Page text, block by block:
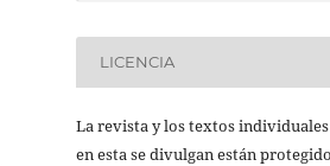
LICENCIA
La revista y los textos
en esta se divulgan están